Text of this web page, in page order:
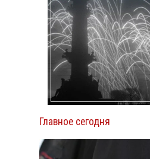
Главное сегодня